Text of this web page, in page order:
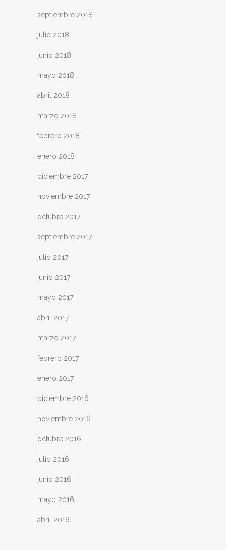
septiembre 2018
julio 2018
junio 2018
mayo 2018
abril 2018
marzo 2018
febrero 2018
enero 2018
diciembre 2017
noviembre 2017
octubre 2017
septiembre 2017
julio 2017
junio 2017
mayo 2017
abril 2017
marzo 2017
febrero 2017
enero 2017
diciembre 2016
noviembre 2016
octubre 2016
julio 2016
junio 2016
mayo 2016
abril 2016